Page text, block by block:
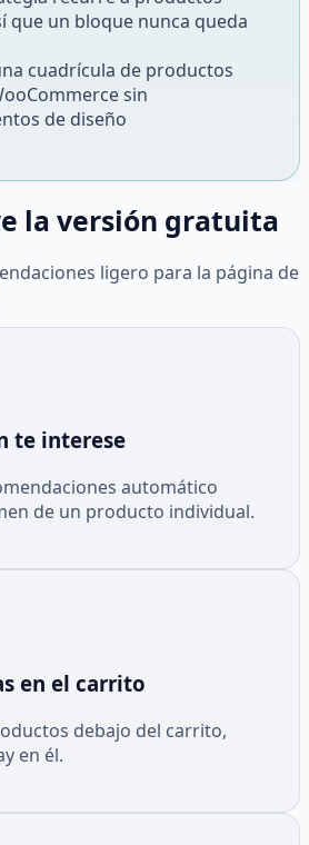
que un bloque nunca queda
cuadrícula de productos
sin
de diseño
la versión gratuita
ligero para la página de
te interese
automático
de un producto individual.
en el carrito
debajo del carrito,
en él.